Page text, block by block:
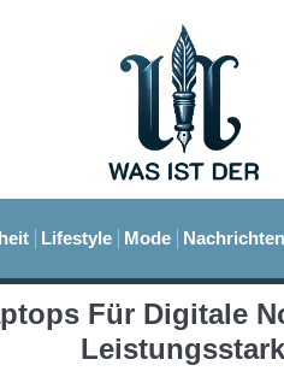
Lifestyle Mode Nachrichten
Für Digitale
Leistungsstark